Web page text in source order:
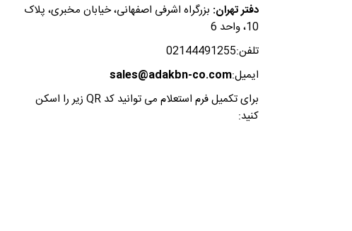
دفتر تهران: بزرگراه اشرفی اصفهانی، خیابان مخبری، پلاک
10، واحد 6
تلفن:02144491255
ایمیل:sales@adakbn-co.com
برای تکمیل فرم استعلام می توانید کد QR زیر را اسکن
کنید: